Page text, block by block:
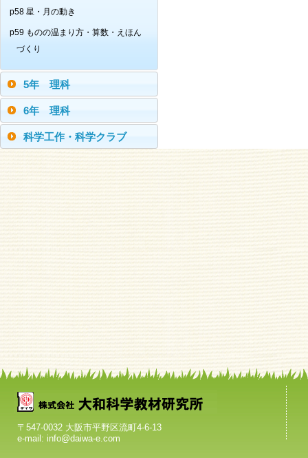
p58 星・月の動き
p59 ものの温まり方・算数・えほん
づくり
5年 理科
6年 理科
科学工作・科学クラブ
〒547-0032 大阪市平野区流町4-6-13
e-mail: info@daiwa-e.com